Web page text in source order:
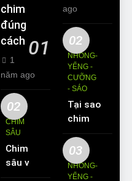
chim
đúng
cách 01
1
năm ago
02
CHIM
SÂU
Chim
sâu và
những
ago
02
NHỒNG-
YỂNG -
CƯỠNG
- SÁO
Tại sao
chim
Sáo lại
được
yêu
thích
03
NHỒNG-
YỂNG -